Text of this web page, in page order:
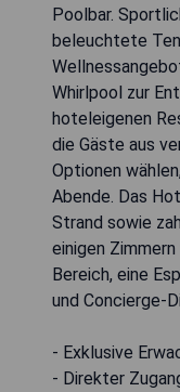
Poolbar.
beleuchtete
Whirlpool zur
hoteleigenen
die Gäste aus
Optionen
Abende. Das
Strand sowie
einigen
Bereich, eine
und Concierge-
- Exklusive
- Direkter